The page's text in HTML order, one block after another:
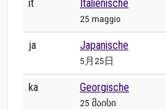
it Italienische
25 maggio
ja Japanische
5月25日
ka Georgische
25 მაისი